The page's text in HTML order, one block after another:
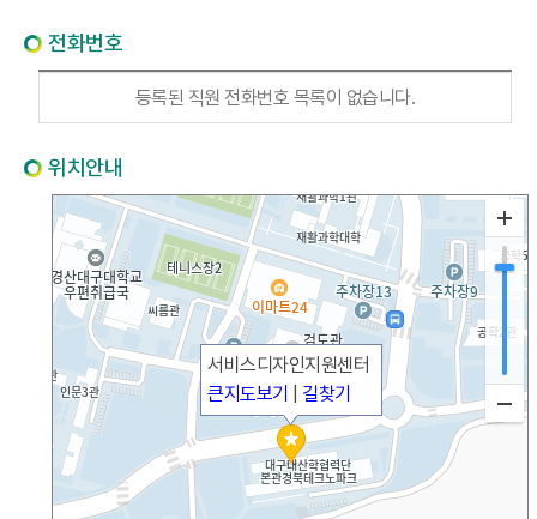
전화번호
등록된 직원 전화번호 목록이 없습니다.
위치안내
서비스디자인지원센터
큰지도보기
길찾기